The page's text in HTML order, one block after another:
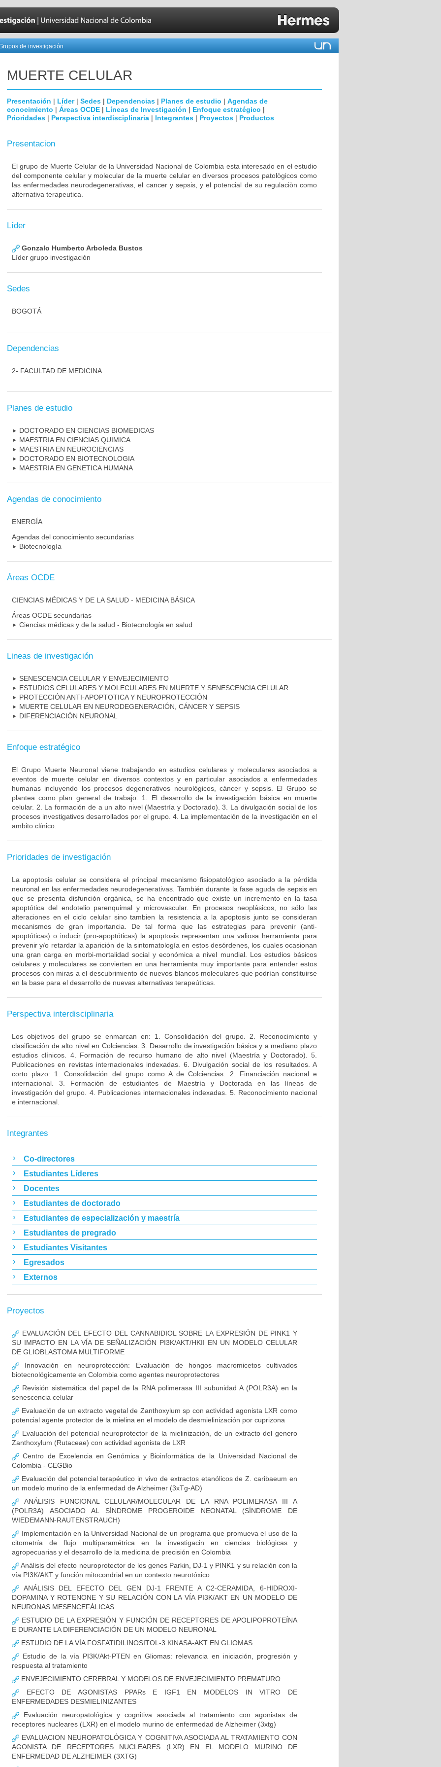
de investigación
MUERTE CELULAR
Presentación | Líder| Sedes | Dependencias | Planes de estudio | Agendas de
conocimiento | Áreas OCDE | Líneas de Investigación | Enfoque estratégico |
Prioridades | Perspectiva interdisciplinaria | Integrantes | Proyectos | Productos
Presentacion
El grupo de Muerte Celular de la Universidad Nacional de Colombia esta interesado en el estudio
del componente celular y molecular de la muerte celular en diversos procesos patològicos como
las enfermedades neurodegenerativas, el cancer y sepsis, y el potencial de su regulaciòn como
alternativa terapeutica.
Líder
Gonzalo Humberto Arboleda Bustos
Líder grupo investigación
Sedes
BOGOTÁ
Dependencias
2- FACULTAD DE MEDICINA
Planes de estudio
DOCTORADO EN CIENCIAS BIOMEDICAS
MAESTRIA EN CIENCIAS QUIMICA
MAESTRIA EN NEUROCIENCIAS
DOCTORADO EN BIOTECNOLOGIA
MAESTRIA EN GENETICA HUMANA
Agendas de conocimiento
ENERGÍA
Agendas del conocimiento secundarias
Biotecnología
Áreas OCDE
CIENCIAS MÉDICAS Y DE LA SALUD - MEDICINA BÁSICA
Áreas OCDE secundarias
Ciencias médicas y de la salud - Biotecnología en salud
Lineas de investigación
SENESCENCIA CELULAR Y ENVEJECIMIENTO
ESTUDIOS CELULARES Y MOLECULARES EN MUERTE Y SENESCENCIA CELULAR
PROTECCIÓN ANTI-APOPTOTICA Y NEUROPROTECCIÓN
MUERTE CELULAR EN NEURODEGENERACIÓN, CÁNCER Y SEPSIS
DIFERENCIACIÒN NEURONAL
Enfoque estratégico
El Grupo Muerte Neuronal viene trabajando en estudios celulares y moleculares asociados a
eventos de muerte celular en diversos contextos y en particular asociados a enfermedades
humanas incluyendo los procesos degenerativos neurológicos, cáncer y sepsis. El Grupo se
plantea como plan general de trabajo: 1. El desarrollo de la investigación básica en muerte
celular. 2. La formación de a un alto nivel (Maestría y Doctorado). 3. La divulgación social de los
procesos investigativos desarrollados por el grupo. 4. La implementación de la investigación en el
ambito clínico.
Prioridades de investigación
La apoptosis celular se considera el principal mecanismo fisiopatológico asociado a la pérdida
neuronal en las enfermedades neurodegenerativas. También durante la fase aguda de sepsis en
que se presenta disfunción orgánica, se ha encontrado que existe un incremento en la tasa
apoptótica del endotelio parenquimal y microvascular. En procesos neoplásicos, no sólo las
alteraciones en el ciclo celular sino tambien la resistencia a la apoptosis junto se consideran
mecanismos de gran importancia. De tal forma que las estrategias para prevenir (anti-
apoptóticas) o inducir (pro-apoptóticas) la apoptosis representan una valiosa herramienta para
prevenir y/o retardar la aparición de la sintomatología en estos desórdenes, los cuales ocasionan
una gran carga en morbi-mortalidad social y económica a nivel mundial. Los estudios básicos
celulares y moleculares se convierten en una herramienta muy importante para entender estos
procesos con miras a el descubrimiento de nuevos blancos moleculares que podrían constituirse
en la base para el desarrollo de nuevas alternativas terapeúticas.
Perspectiva interdisciplinaria
Los objetivos del grupo se enmarcan en: 1. Consolidación del grupo. 2. Reconocimiento y
clasificación de alto nivel en Colciencias. 3. Desarrollo de investigación básica y a mediano plazo
estudios clínicos. 4. Formación de recurso humano de alto nivel (Maestría y Doctorado). 5.
Publicaciones en revistas internacionales indexadas. 6. Divulgación social de los resultados. A
corto plazo: 1. Consolidación del grupo como A de Colciencias. 2. Financiación nacional e
internacional. 3. Formación de estudiantes de Maestría y Doctorada en las líneas de
investigación del grupo. 4. Publicaciones internacionales indexadas. 5. Reconocimiento nacional
e internacional.
Integrantes
Co-directores
Estudiantes Líderes
Docentes
Estudiantes de doctorado
Estudiantes de especialización y maestría
Estudiantes de pregrado
Estudiantes Visitantes
Egresados
Externos
Proyectos
EVALUACIÓN DEL EFECTO DEL CANNABIDIOL SOBRE LA EXPRESIÓN DE PINK1 Y
SU IMPACTO EN LA VÍA DE SEÑALIZACIÓN PI3K/AKT/HKII EN UN MODELO CELULAR
DE GLIOBLASTOMA MULTIFORME
Innovación en neuroprotección: Evaluación de hongos macromicetos cultivados
biotecnológicamente en Colombia como agentes neuroprotectores
Revisión sistemática del papel de la RNA polimerasa III subunidad A (POLR3A) en la
senescencia celular
Evaluación de un extracto vegetal de Zanthoxylum sp con actividad agonista LXR como
potencial agente protector de la mielina en el modelo de desmielinización por cuprizona
Evaluación del potencial neuroprotector de la mielinización, de un extracto del genero
Zanthoxylum (Rutaceae) con actividad agonista de LXR
Centro de Excelencia en Genómica y Bioinformática de la Universidad Nacional de
Colombia - CEGBio
Evaluación del potencial terapéutico in vivo de extractos etanólicos de Z. caribaeum en
un modelo murino de la enfermedad de Alzheimer (3xTg-AD)
ANÁLISIS FUNCIONAL CELULAR/MOLECULAR DE LA RNA POLIMERASA III A
(POLR3A) ASOCIADO AL SÍNDROME PROGEROIDE NEONATAL (SÍNDROME DE
WIEDEMANN-RAUTENSTRAUCH)
Implementación en la Universidad Nacional de un programa que promueva el uso de la
citometría de flujo multiparamétrica en la investigacin en ciencias biológicas y
agropecuarias y el desarrollo de la medicina de precisión en Colombia
Análisis del efecto neuroprotector de los genes Parkin, DJ-1 y PINK1 y su relación con la
vía PI3K/AKT y función mitocondrial en un contexto neurotóxico
ANÁLISIS DEL EFECTO DEL GEN DJ-1 FRENTE A C2-CERAMIDA, 6-HIDROXI-
DOPAMINA Y ROTENONE Y SU RELACIÓN CON LA VÍA PI3K/AKT EN UN MODELO DE
NEURONAS MESENCEFÁLICAS
ESTUDIO DE LA EXPRESIÓN Y FUNCIÓN DE RECEPTORES DE APOLIPOPROTEÍNA
E DURANTE LA DIFERENCIACIÓN DE UN MODELO NEURONAL
ESTUDIO DE LA VÍA FOSFATIDILINOSITOL-3 KINASA-AKT EN GLIOMAS
Estudio de la vía PI3K/Akt-PTEN en Gliomas: relevancia en iniciación, progresión y
respuesta al tratamiento
ENVEJECIMIENTO CEREBRAL Y MODELOS DE ENVEJECIMIENTO PREMATURO
EFECTO DE AGONISTAS PPARs E IGF1 EN MODELOS IN VITRO DE
ENFERMEDADES DESMIELINIZANTES
Evaluación neuropatológica y cognitiva asociada al tratamiento con agonistas de
receptores nucleares (LXR) en el modelo murino de enfermedad de Alzheimer (3xtg)
EVALUACION NEUROPATOLÓGICA Y COGNITIVA ASOCIADA AL TRATAMIENTO CON
AGONISTA DE RECEPTORES NUCLEARES (LXR) EN EL MODELO MURINO DE
ENFERMEDAD DE ALZHEIMER (3XTG)